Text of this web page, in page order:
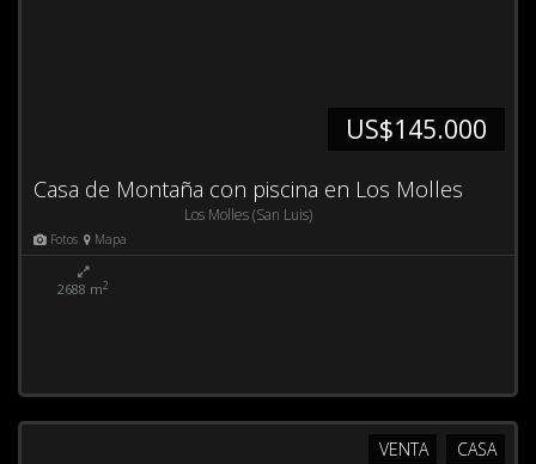
US$145.000
Casa de Montaña con piscina en Los Molles
Los Molles (San Luis)
Fotos Mapa
2688 m2
CASA
VENTA